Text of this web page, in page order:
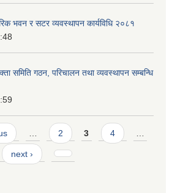
भवन र सटर व्यवस्थापन कार्यविधि २०८१
समिति गठन, परिचालन तथा व्यवस्थापन सम्बन्धि
2 3 4
next ›